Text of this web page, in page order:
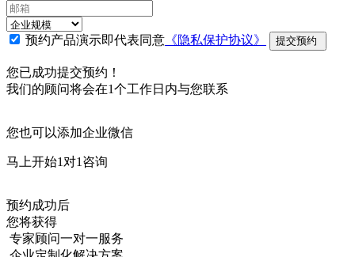
预约产品演示即代表同意 《隐私保护协议》 提交预约
您已成功提交预约！
我们的顾问将会在1个工作日内与您联系
您也可以添加企业微信
马上开始1对1咨询
预约成功后
您将获得
专家顾问一对一服务